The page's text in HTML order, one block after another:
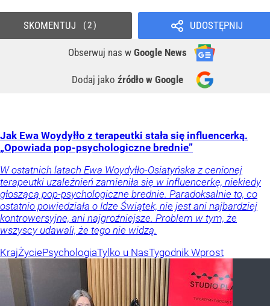
UDOSTĘPNIJ
Obserwuj nas w Google News
Dodaj jako źródło w Google
SKOMENTUJ 2
Jak Ewa Woydyłło z terapeutki stała się influencerką.
„Opowiada pop-psychologiczne brednie”
W ostatnich latach Ewa Woydyłło-Osiatyńska z cenionej
terapeutki uzależnień zamieniła się w influencerkę, niekiedy
głoszącą pop-psychologiczne brednie. Paradoksalnie to, co
ostatnio powiedziała o Idze Świątek, nie jest ani najbardziej
kontrowersyjne, ani najgroźniejsze. Problem w tym, że
wszyscy udawali, że tego nie widzą.
KrajŻyciePsychologiaTylko u NasTygodnik Wprost